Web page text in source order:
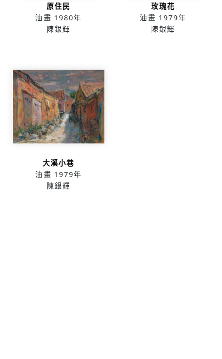
原住民
油畫 1980年
陳銀輝
玫瑰花
油畫 1979年
陳銀輝
大溪小巷
油畫 1979年
陳銀輝